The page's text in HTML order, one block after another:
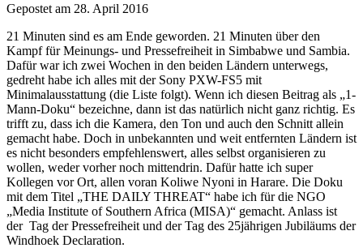
Gepostet am 28. April 2016
21 Minuten sind es am Ende geworden. 21 Minuten über den
Kampf für Meinungs- und Pressefreiheit in Simbabwe und Sambia.
Dafür war ich zwei Wochen in den beiden Ländern unterwegs,
gedreht habe ich alles mit der Sony PXW-FS5 mit
Minimalausstattung (die Liste folgt). Wenn ich diesen Beitrag als „1-
Mann-Doku“ bezeichne, dann ist das natürlich nicht ganz richtig. Es
trifft zu, dass ich die Kamera, den Ton und auch den Schnitt allein
gemacht habe. Doch in unbekannten und weit entfernten Ländern ist
es nicht besonders empfehlenswert, alles selbst organisieren zu
wollen, weder vorher noch mittendrin. Dafür hatte ich super
Kollegen vor Ort, allen voran Koliwe Nyoni in Harare. Die Doku
mit dem Titel „THE DAILY THREAT“ habe ich für die NGO
„Media Institute of Southern Africa (MISA)“ gemacht. Anlass ist
der Tag der Pressefreiheit und der Tag des 25jährigen Jubiläums der
Windhoek Declaration.